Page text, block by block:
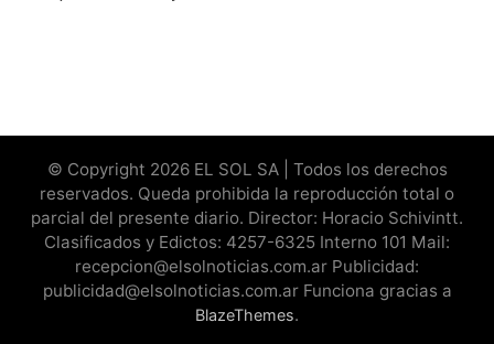
© Copyright 2026 EL SOL SA | Todos los derechos
reservados. Queda prohibida la reproducción total o
parcial del presente diario. Director: Horacio Schivintt.
Clasificados y Edictos: 4257-6325 Interno 101 Mail:
recepcion@elsolnoticias.com.ar Publicidad:
publicidad@elsolnoticias.com.ar Funciona gracias a
BlazeThemes.